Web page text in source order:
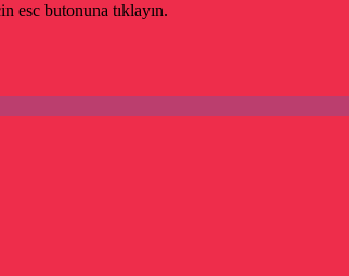
esc butonuna tıklayın.